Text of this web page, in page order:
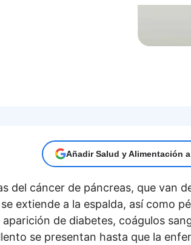
Añadir Salud y Alimentación
del cáncer de páncreas, que van
extiende a la espalda, así como
de diabetes, coágulos
se presentan hasta que la